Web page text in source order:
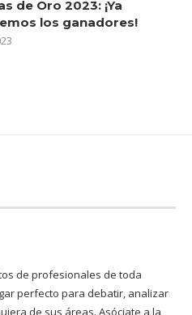
de Oro 2023: ¡Ya
los ganadores!
de profesionales de toda
perfecto para debatir, analizar
de sus áreas. Asóciate a la